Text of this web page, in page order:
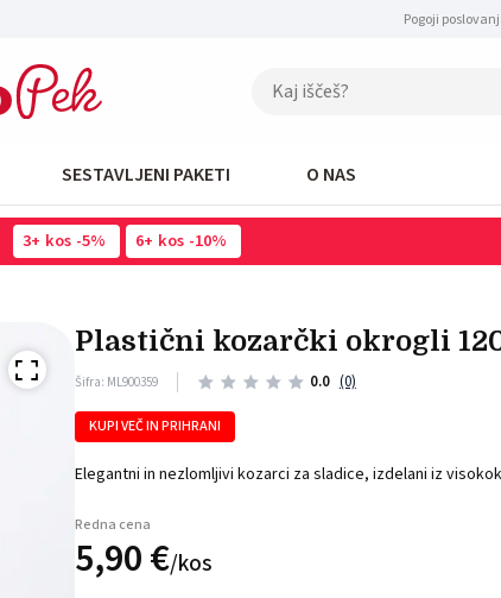
Pogoji
SESTAVLJENI PAKETI O NAS
3 kos -5% 6 kos -10%
plastični kozarčki okrogli
Šifra: ML900359 0.0 (0)
KUPI VEČ IN PRIHRANI
Elegantni in nezlomljivi kozarci za sladice, izdelani iz
Redna cena
5,90€/kos